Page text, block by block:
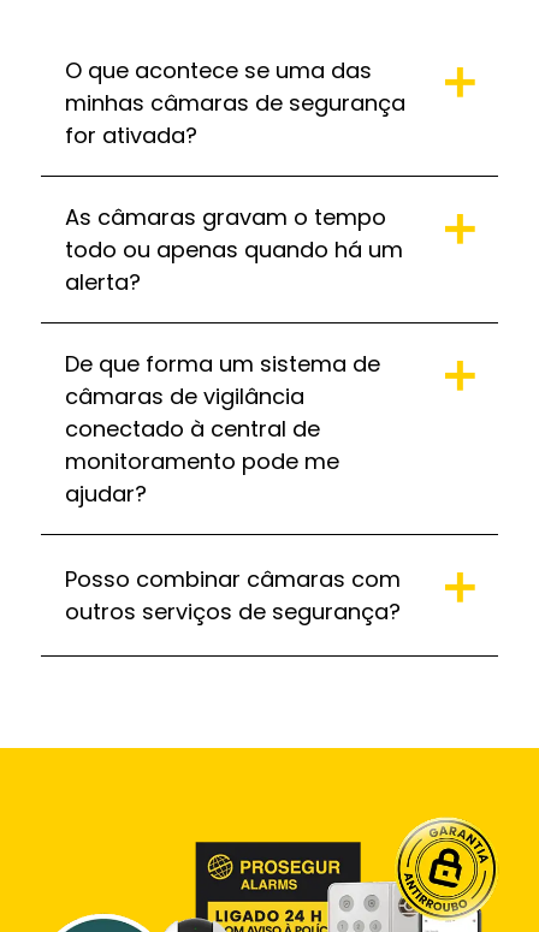
O que acontece se uma das
minhas câmaras de segurança
for ativada?
As câmaras gravam o tempo
todo ou apenas quando há um
alerta?
De que forma um sistema de
câmaras de vigilância
conectado à central de
monitoramento pode me
ajudar?
Posso combinar câmaras com
outros serviços de segurança?